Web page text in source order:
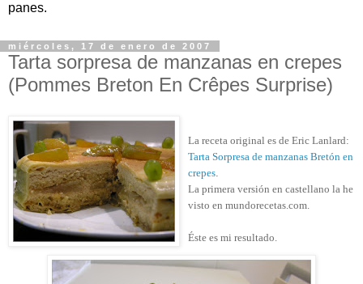
panes.
miércoles, 17 de enero de 2007
Tarta sorpresa de manzanas en crepes
(Pommes Breton En Crêpes Surprise)
La receta original es de Eric Lanlard:
Tarta Sorpresa de manzanas Bretón en
crepes
La primera versión en castellano la he
visto en mundorecetas.com.
Éste es mi resultado.